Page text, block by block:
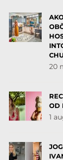
20
OD
1